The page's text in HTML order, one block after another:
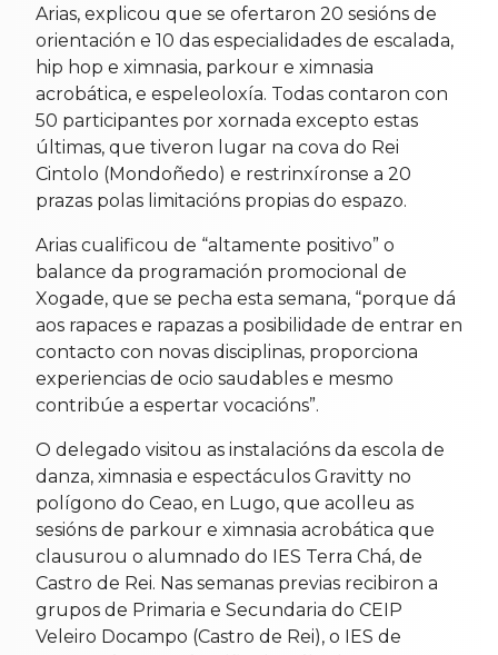
Arias, explicou que se ofertaron 20 sesións de
orientación e 10 das especialidades de escalada,
hip hop e ximnasia, parkour e ximnasia
acrobática, e espeleoloxía. Todas contaron con
50 participantes por xornada excepto estas
últimas, que tiveron lugar na cova do Rei
Cintolo (Mondoñedo) e restrinxíronse a 20
prazas polas limitacións propias do espazo.
Arias cualificou de “altamente positivo” o
balance da programación promocional de
Xogade, que se pecha esta semana, “porque dá
aos rapaces e rapazas a posibilidade de entrar en
contacto con novas disciplinas, proporciona
experiencias de ocio saudables e mesmo
contribúe a espertar vocacións”.
O delegado visitou as instalacións da escola de
danza, ximnasia e espectáculos Gravitty no
polígono do Ceao, en Lugo, que acolleu as
sesións de parkour e ximnasia acrobática que
clausurou o alumnado do IES Terra Chá, de
Castro de Rei. Nas semanas previas recibiron a
grupos de Primaria e Secundaria do CEIP
Veleiro Docampo (Castro de Rei), o IES de